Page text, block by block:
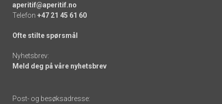
aperitif@aperitif.no
Telefon +47 21 45 61 60
Ofte stilte spørsmål
Nyhetsbrev:
Meld deg på våre nyhetsbrev
Post- og besøksadresse: